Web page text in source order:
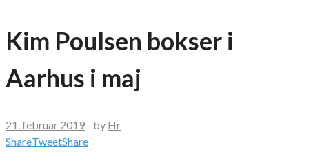
Kim Poulsen bokser i
Aarhus i maj
21. februar 2019 - by Hr
ShareTweetShare